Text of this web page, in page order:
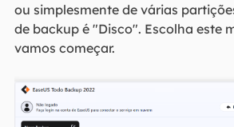
ou simplesmente de várias
de backup é "Disco". Escolha este
vamos começar.